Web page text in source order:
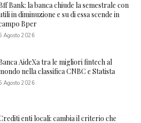
Bank: la banca chiude la semestrale con
in diminuzione e su di essa scende in
Bper
Agosto 2026
AideXa tra le migliori fintech al
nella classifica CNBC e Statista
Agosto 2026
enti locali: cambia il criterio che